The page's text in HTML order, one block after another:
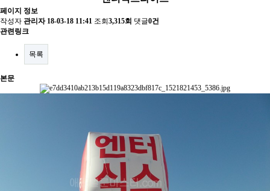
페이지 정보
작성자 관리자 18-03-18 11:41 조회 3,315회 댓글0건
관련링크
목록
본문